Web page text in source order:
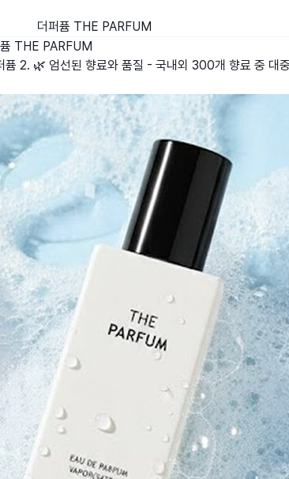
더퍼퓸 THE PARFUM
THE PARFUM
2. 🌿 엄선된 향료와 품질 - 국내외 300개 향료 중 대